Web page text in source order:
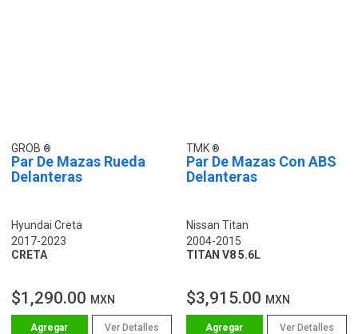
GROB
Par De Mazas Rueda
Delanteras
Hyundai Creta
2017-2023
CRETA
$1,290.00 MXN
Ver Detalles
TMK
Par De Mazas Con ABS
Delanteras
Nissan Titan
2004-2015
TITAN V8 5.6L
$3,915.00 MXN
Ver Detalles